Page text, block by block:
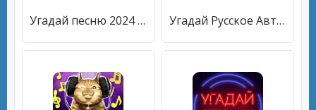
Угадай песню 2024 - Мелодию [МОД Unlocked] APK Android Угадай Русское Авто! [МОД Mega Pack] APK Android